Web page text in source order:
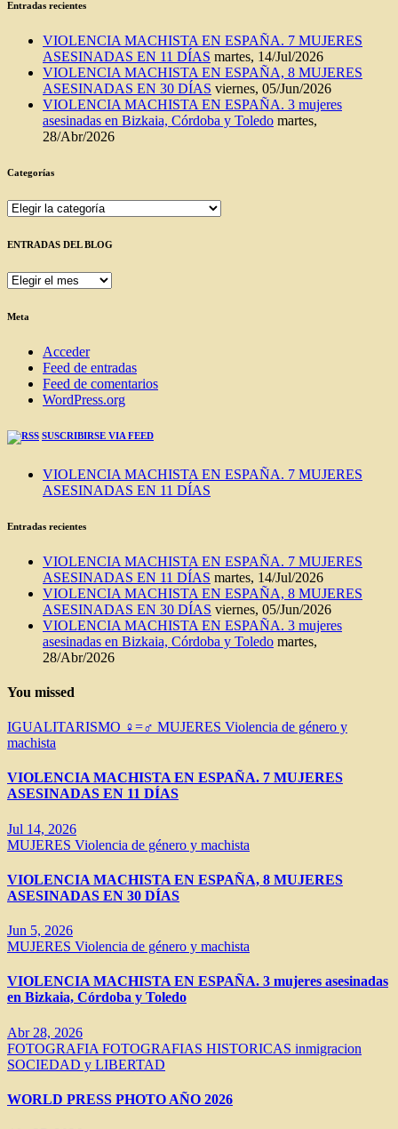
Entradas recientes
VIOLENCIA MACHISTA EN ESPAÑA. 7 MUJERES
ASESINADAS EN 11 DÍAS martes, 14/Jul/2026
VIOLENCIA MACHISTA EN ESPAÑA, 8 MUJERES
ASESINADAS EN 30 DÍAS viernes, 05/Jun/2026
VIOLENCIA MACHISTA EN ESPAÑA. 3 mujeres
asesinadas en Bizkaia, Córdoba y Toledo martes,
28/Abr/2026
Categorías
Categorías
ENTRADAS DEL BLOG
ENTRADAS
BLOG
Meta
Acceder
Feed de entradas
Feed de comentarios
WordPress.org
SUSCRIBIRSE VIA FEED
VIOLENCIA MACHISTA EN ESPAÑA. 7 MUJERES
ASESINADAS EN 11 DÍAS
Entradas recientes
VIOLENCIA MACHISTA EN ESPAÑA. 7 MUJERES
ASESINADAS EN 11 DÍAS martes, 14/Jul/2026
VIOLENCIA MACHISTA EN ESPAÑA, 8 MUJERES
ASESINADAS EN 30 DÍAS viernes, 05/Jun/2026
VIOLENCIA MACHISTA EN ESPAÑA. 3 mujeres
asesinadas en Bizkaia, Córdoba y Toledo martes,
28/Abr/2026
You missed
IGUALITARISMO ♀=♂ MUJERES Violencia de género y
machista
VIOLENCIA MACHISTA EN ESPAÑA. 7 MUJERES
ASESINADAS EN 11 DÍAS
Jul 14, 2026
MUJERES Violencia de género y machista
VIOLENCIA MACHISTA EN ESPAÑA, 8 MUJERES
ASESINADAS EN 30 DÍAS
Jun 5, 2026
MUJERES Violencia de género y machista
VIOLENCIA MACHISTA EN ESPAÑA. 3 mujeres asesinadas
en Bizkaia, Córdoba y Toledo
Abr 28, 2026
FOTOGRAFIA FOTOGRAFIAS HISTORICAS inmigracion
SOCIEDAD y LIBERTAD
WORLD PRESS PHOTO AÑO 2026